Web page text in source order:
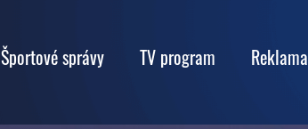
Športové správy TV program Reklama